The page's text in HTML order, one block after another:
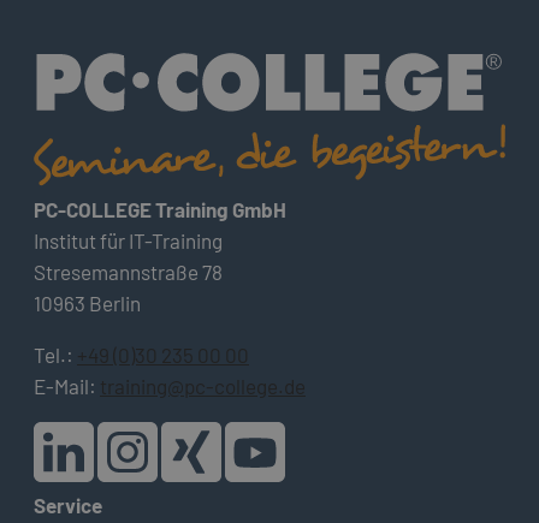
PC-COLLEGE Training GmbH
Institut für IT-Training
Stresemannstraße 78
10963 Berlin
Tel.: +49 (0)30 235 00 00
E-Mail: training@pc-college.de
Service